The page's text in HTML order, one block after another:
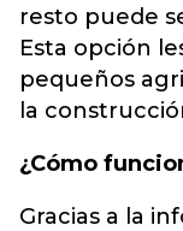
resto puede
Esta opción
pequeños
la
¿Cómo
Gracias a la